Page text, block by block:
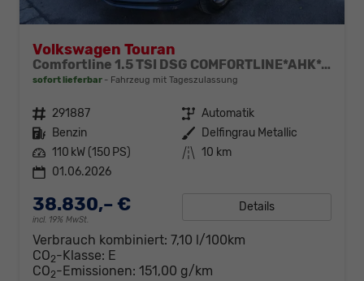
Volkswagen Touran
Comfortline 1.5 TSI DSG COMFORTLINE*AHK*ACC*LED*PDC*KAMERA*NAVI*SHZ* 7-SITZER 17-ZOLL
sofort lieferbar Fahrzeug mit Tageszulassung
Fahrzeugnr. 291887 Getriebe Automatik
Kraftstoff Benzin Außenfarbe Delfingrau Metallic
Leistung 110 kW (150 PS) Kilometerstand 10 km
01.06.2026
38.830,– €
incl. 19% MwSt.
Details
Verbrauch kombiniert: 7,10 l/100km
CO2-Klasse: E
CO2-Emissionen: 151,00 g/km